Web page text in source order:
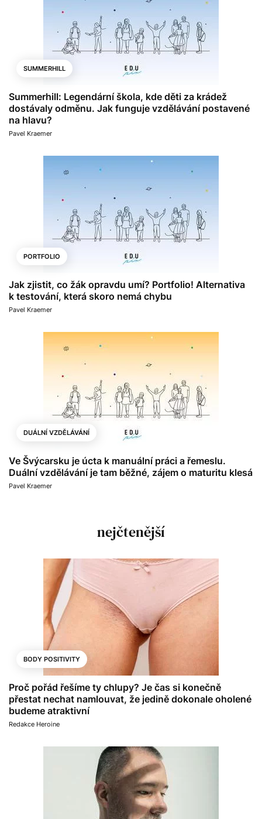
SUMMERHILL
Summerhill: Legendární škola, kde děti za krádež
dostávaly odměnu. Jak funguje vzdělávání postavené
na hlavu?
Pavel Kraemer
PORTFOLIO
Jak zjistit, co žák opravdu umí? Portfolio! Alternativa
k testování, která skoro nemá chybu
Pavel Kraemer
DUÁLNÍ VZDĚLÁVÁNÍ
Ve Švýcarsku je úcta k manuální práci a řemeslu.
Duální vzdělávání je tam běžné, zájem o maturitu klesá
Pavel Kraemer
nejčtenější
BODY POSITIVITY
Proč pořád řešíme ty chlupy? Je čas si konečně
přestat nechat namlouvat, že jedině dokonale oholené
budeme atraktivní
Redakce Heroine